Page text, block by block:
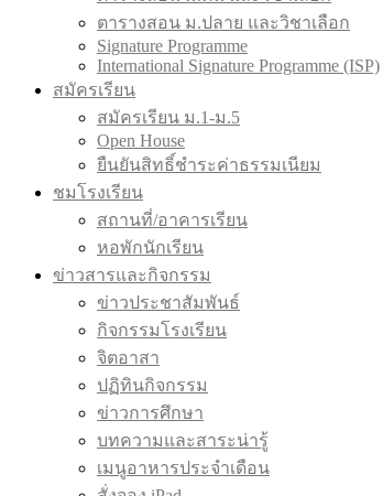
ตารางสอน ม.ปลาย และวิชาเลือก
Signature Programme
International Signature Programme (ISP)
สมัครเรียน
สมัครเรียน ม.1-ม.5
Open House
ยืนยันสิทธิ์ชำระค่าธรรมเนียม
ชมโรงเรียน
สถานที่/อาคารเรียน
หอพักนักเรียน
ข่าวสารและกิจกรรม
ข่าวประชาสัมพันธ์
กิจกรรมโรงเรียน
จิตอาสา
ปฏิทินกิจกรรม
ข่าวการศึกษา
บทความและสาระน่ารู้
เมนูอาหารประจำเดือน